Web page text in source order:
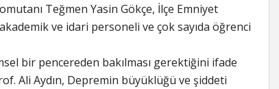
Teğmen Yasin Gökçe, İlçe Emniyet
ve idari personeli ve çok sayıda öğrenci
bir pencereden bakılması gerektiğini ifade
Ali Aydın, Depremin büyüklüğü ve şiddeti